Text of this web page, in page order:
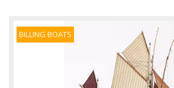
BILLING BOATS